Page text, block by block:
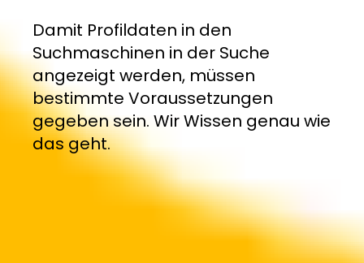
Damit Profildaten in den
Suchmaschinen in der Suche
angezeigt werden, müssen
bestimmte Voraussetzungen
gegeben sein. Wir Wissen genau wie
das geht.